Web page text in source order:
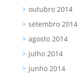
outubro 2014
setembro 2014
agosto 2014
julho 2014
junho 2014